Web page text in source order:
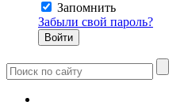
Запомнить
Забыли свой пароль?